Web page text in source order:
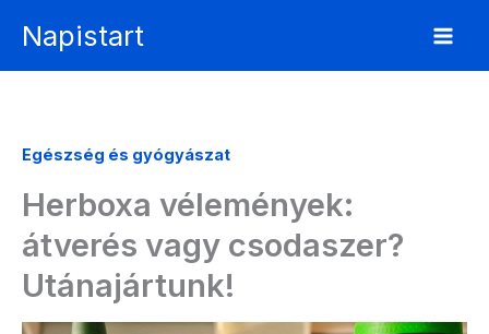
content
Napistart
Egészség és gyógyászat
Herboxa vélemények:
átverés vagy csodaszer?
Utánajártunk!